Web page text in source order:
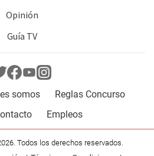
Opinión
Guía TV
somos
Reglas Concurso
Empleos
Todos los derechos reservados.